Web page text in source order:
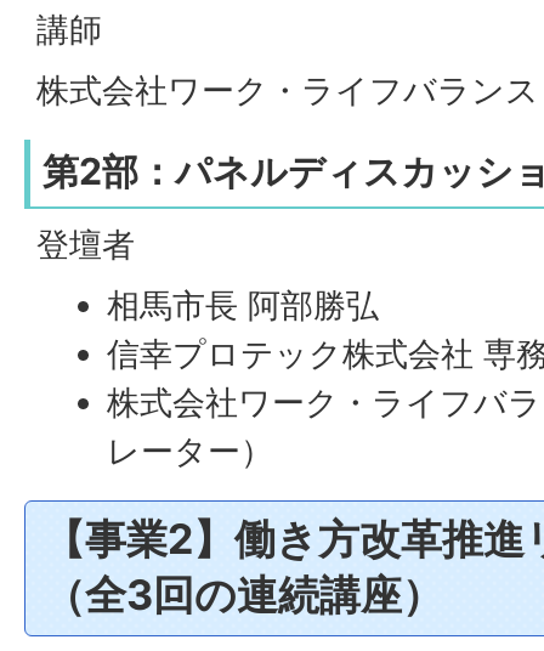
講師
株式会社ワーク・ライフバラン
第2部：パネルディスカッシ
登壇者
相馬市長 阿部勝弘
信幸プロテック株式会社 専
株式会社ワーク・ライフバ
レーター）
【事業2】働き方改革推
（全3回の連続講座）